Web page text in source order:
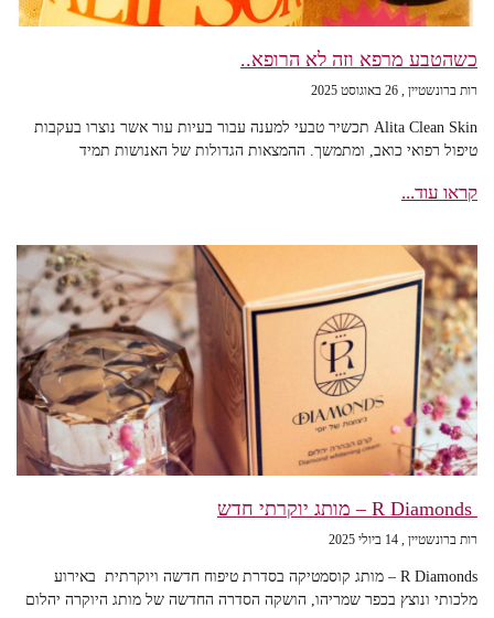
כשהטבע מרפא וזה לא הרופא..
רות ברונשטיין 26 באוגוסט 2025
Alita Clean Skin תכשיר טבעי למענה עבור בעיות עור אשר נוצרו בעקבות
טיפול רפואי כואב, ומתמשך. ההמצאות הגדולות של האנושות תמיד
קראו עוד...
רות ברונשטיין 14 ביולי 2025
R Diamonds – מותג קוסמטיקה בסדרת טיפוח חדשה ויוקרתית באירוע
מלכותי ונוצץ בכפר שמריהו, הושקה הסדרה החדשה של מותג היוקרה יהלום